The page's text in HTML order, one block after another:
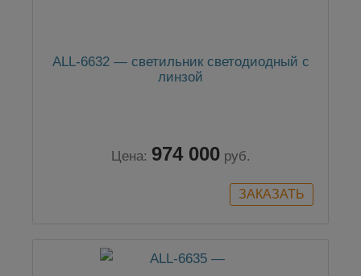
ALL-6632 — светильник светодиодный с
линзой
Цена: 974 000 руб.